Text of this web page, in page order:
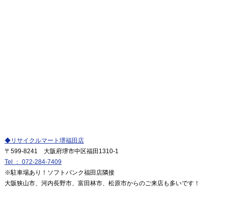
◆リサイクルマート堺福田店
〒599-8241 大阪府堺市中区福田1310-1
Tel ： 072-284-7409
※駐車場あり！ソフトバンク福田店隣接
大阪狭山市、河内長野市、富田林市、松原市からのご来店も多いです！